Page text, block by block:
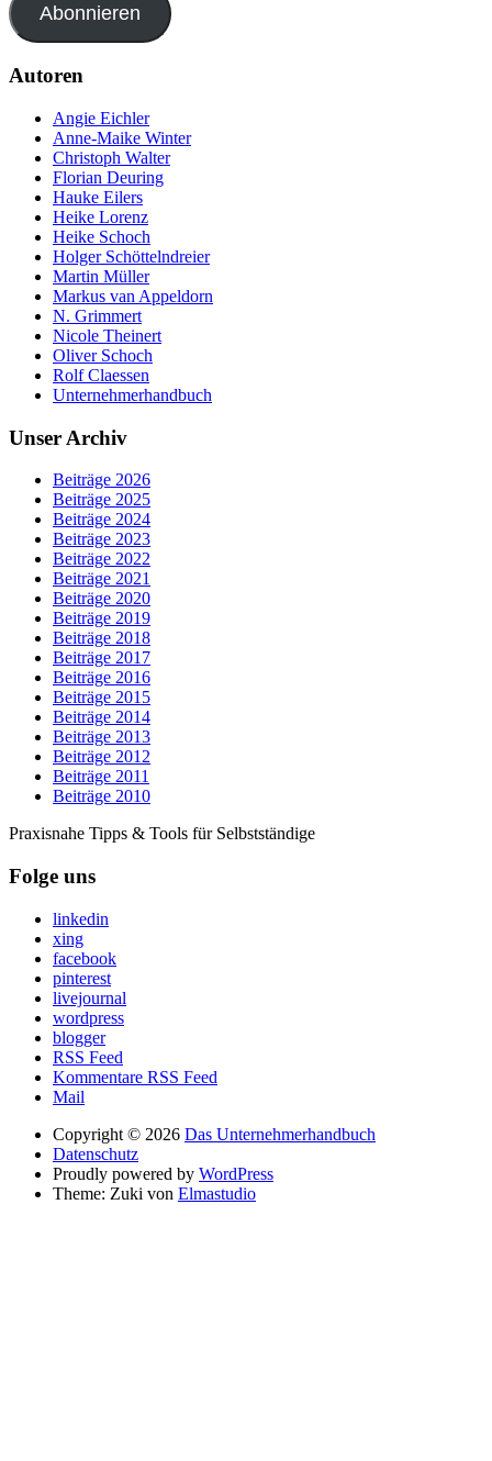
Abonnieren
Autoren
Angie Eichler
Anne-Maike Winter
Christoph Walter
Florian Deuring
Hauke Eilers
Heike Lorenz
Heike Schoch
Holger Schöttelndreier
Martin Müller
Markus van Appeldorn
N. Grimmert
Nicole Theinert
Oliver Schoch
Rolf Claessen
Unternehmerhandbuch
Unser Archiv
Beiträge 2026
Beiträge 2025
Beiträge 2024
Beiträge 2023
Beiträge 2022
Beiträge 2021
Beiträge 2020
Beiträge 2019
Beiträge 2018
Beiträge 2017
Beiträge 2016
Beiträge 2015
Beiträge 2014
Beiträge 2013
Beiträge 2012
Beiträge 2011
Beiträge 2010
Praxisnahe Tipps & Tools für Selbstständige
Folge uns
linkedin
xing
facebook
pinterest
livejournal
wordpress
blogger
RSS Feed
Kommentare RSS Feed
Mail
Copyright © 2026 Das Unternehmerhandbuch
Datenschutz
Proudly powered by WordPress
Theme: Zuki von Elmastudio